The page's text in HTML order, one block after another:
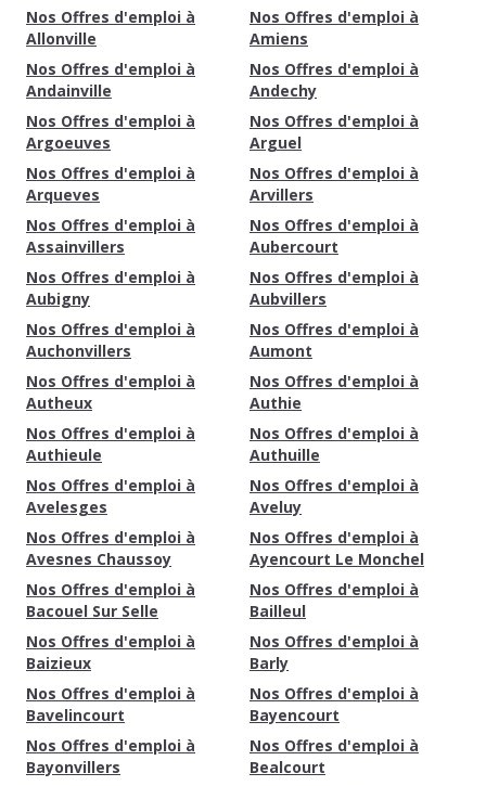
Nos Offres d'emploi à
Allonville
Nos Offres d'emploi à
Amiens
Nos Offres d'emploi à
Andainville
Nos Offres d'emploi à
Andechy
Nos Offres d'emploi à
Argoeuves
Nos Offres d'emploi à
Arguel
Nos Offres d'emploi à
Arqueves
Nos Offres d'emploi à
Arvillers
Nos Offres d'emploi à
Assainvillers
Nos Offres d'emploi à
Aubercourt
Nos Offres d'emploi à
Aubigny
Nos Offres d'emploi à
Aubvillers
Nos Offres d'emploi à
Auchonvillers
Nos Offres d'emploi à
Aumont
Nos Offres d'emploi à
Autheux
Nos Offres d'emploi à
Authie
Nos Offres d'emploi à
Authieule
Nos Offres d'emploi à
Authuille
Nos Offres d'emploi à
Avelesges
Nos Offres d'emploi à
Aveluy
Nos Offres d'emploi à
Avesnes Chaussoy
Nos Offres d'emploi à
Ayencourt Le Monchel
Nos Offres d'emploi à
Bacouel Sur Selle
Nos Offres d'emploi à
Bailleul
Nos Offres d'emploi à
Baizieux
Nos Offres d'emploi à
Barly
Nos Offres d'emploi à
Bavelincourt
Nos Offres d'emploi à
Bayencourt
Nos Offres d'emploi à
Bayonvillers
Nos Offres d'emploi à
Bealcourt